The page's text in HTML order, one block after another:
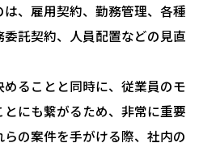
、雇用契約、勤務管理、各種
託契約、人員配置などの見直
ることと同時に、従業員のモ
にも繋がるため、非常に重要
の案件を手がける際、社内の